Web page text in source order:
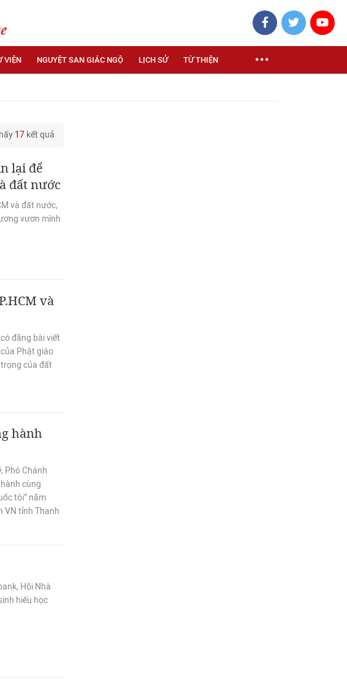
VIỆN NGUYỆT SAN GIÁC NGỘ LỊCH SỬ TỪ THIỆN
17 kết quả
lại để
đất nước
và đất nước,
vươn mình
và
đăng bài viết
Phật giáo
của đất
hành
Phó Chánh
cùng
tôi” năm
VN tỉnh Thanh
Hội Nhà
hiếu học